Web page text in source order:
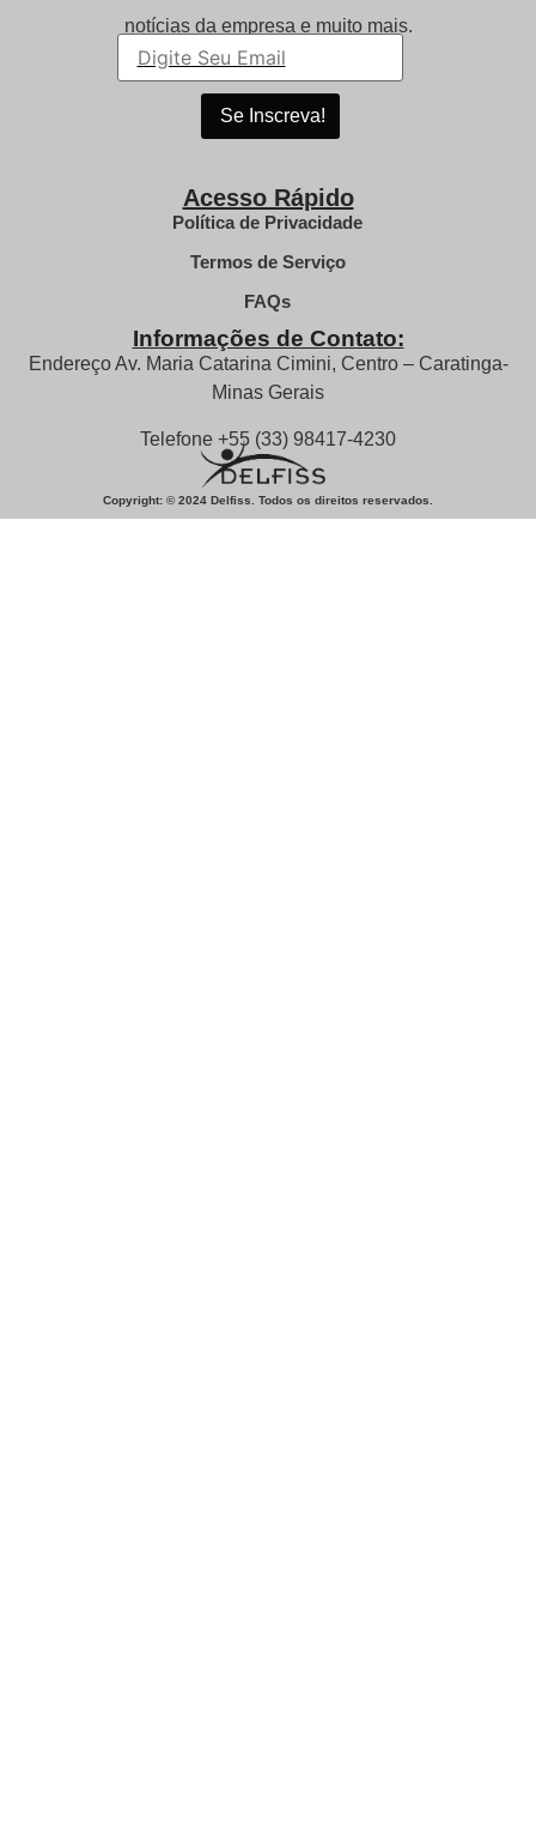
notícias da empresa e muito mais.
Acesso Rápido
Política de Privacidade
Termos de Serviço
FAQs
Informações de Contato:
Endereço Av. Maria Catarina Cimini, Centro – Caratinga-
Minas Gerais
Telefone +55 (33) 98417-4230
Copyright: © 2024 Delfiss. Todos os direitos reservados.